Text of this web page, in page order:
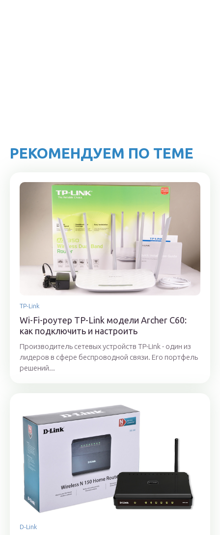
РЕКОМЕНДУЕМ ПО ТЕМЕ
TP-Link
Wi-Fi-роутер TP-Link модели Archer C60:
как подключить и настроить
Производитель сетевых устройств TP-Link - один из
лидеров в сфере беспроводной связи. Его портфель
решений...
D-Link